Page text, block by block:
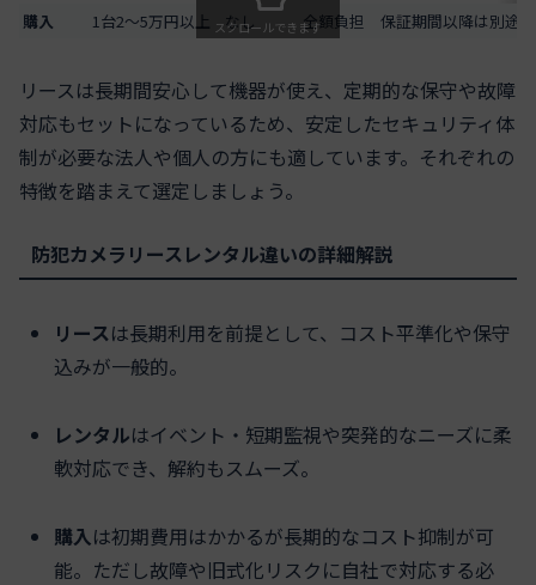
購入
1台2〜5万円以上 なし 全額負担 保証期間以降は別途
スクロールできます
リースは長期間安心して機器が使え、定期的な保守や故障
対応もセットになっているため、安定したセキュリティ体
制が必要な法人や個人の方にも適しています。それぞれの
特徴を踏まえて選定しましょう。
防犯カメラリースレンタル違いの詳細解説
リースは長期利用を前提として、コスト平準化や保守
込みが一般的。
レンタルはイベント・短期監視や突発的なニーズに柔
軟対応でき、解約もスムーズ。
購入は初期費用はかかるが長期的なコスト抑制が可
能。ただし故障や旧式化リスクに自社で対応する必